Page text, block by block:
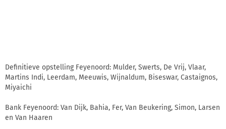
Definitieve opstelling Feyenoord: Mulder, Swerts, De Vrij, Vlaar,
Martins Indi, Leerdam, Meeuwis, Wijnaldum, Biseswar, Castaignos,
Miyaichi
Bank Feyenoord: Van Dijk, Bahia, Fer, Van Beukering, Simon, Larsen
en Van Haaren